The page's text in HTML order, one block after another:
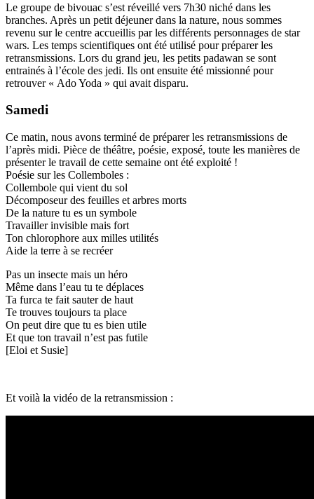
Le groupe de bivouac s’est réveillé vers 7h30 niché dans les
branches. Après un petit déjeuner dans la nature, nous sommes
revenu sur le centre accueillis par les différents personnages de star
wars. Les temps scientifiques ont été utilisé pour préparer les
retransmissions. Lors du grand jeu, les petits padawan se sont
entrainés à l’école des jedi. Ils ont ensuite été missionné pour
retrouver « Ado Yoda » qui avait disparu.
Samedi
Ce matin, nous avons terminé de préparer les retransmissions de
l’après midi. Pièce de théâtre, poésie, exposé, toute les manières de
présenter le travail de cette semaine ont été exploité !
Poésie sur les Collemboles :
Collembole qui vient du sol
Décomposeur des feuilles et arbres morts
De la nature tu es un symbole
Travailler invisible mais fort
Ton chlorophore aux milles utilités
Aide la terre à se recréer
Pas un insecte mais un héro
Même dans l’eau tu te déplaces
Ta furca te fait sauter de haut
Te trouves toujours ta place
On peut dire que tu es bien utile
Et que ton travail n’est pas futile
[Eloi et Susie]
Et voilà la vidéo de la retransmission :